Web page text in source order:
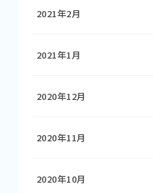
2021年2月
2021年1月
2020年12月
2020年11月
2020年10月